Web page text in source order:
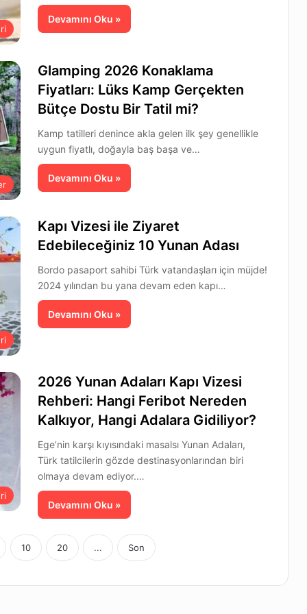
Devamını Oku »
Glamping 2026 Konaklama
Fiyatları: Lüks Kamp Gerçekten
Bütçe Dostu Bir Tatil mi?
Kamp tatilleri denince akla gelen ilk şey genellikle
uygun fiyatlı, doğayla baş başa ve…
Devamını Oku »
Kapı Vizesi ile Ziyaret
Edebileceğiniz 10 Yunan Adası
Bordo pasaport sahibi Türk vatandaşları için müjde!
2024 yılından bu yana devam eden kapı…
Devamını Oku »
2026 Yunan Adaları Kapı Vizesi
Rehberi: Hangi Feribot Nereden
Kalkıyor, Hangi Adalara Gidiliyor?
Ege’nin karşı kıyısındaki masalsı Yunan Adaları,
Türk tatilcilerin gözde destinasyonlarından biri
olmaya devam ediyor.…
Devamını Oku »
10 20 ... Son